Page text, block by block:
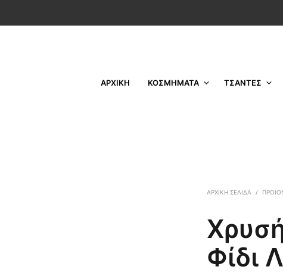
ΑΡΧΙΚΗ ΚΟΣΜΗΜΑΤΑ ΤΣΑΝΤΕΣ
ΑΡΧΙΚΉ ΣΕΛΊΔΑ /
Φίδι